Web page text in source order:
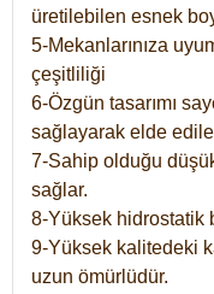
üretilebilen esnek
5-Mekanlarınıza
çeşitliliği
6-Özgün tasarımı
sağlayarak elde
7-Sahip olduğu
sağlar.
8-Yüksek hidrostatik
9-Yüksek kalitedeki
uzun ömürlüdür.